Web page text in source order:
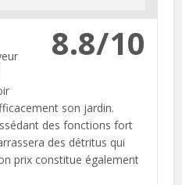
8.8/10
son jardin.
des fonctions fort
des détritus qui
prix constitue également